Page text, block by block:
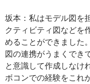
坂本：私はモデル図を
クティビティ図などを
めることができました
図の連携がうまくでき
と意識して作成しなけ
ボコンでの経験をこれ